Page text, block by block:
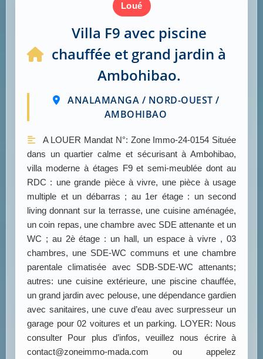
loué
Villa F9 avec piscine
chauffée et grand jardin à
Ambohibao.
ANALAMANGA / NORD-OUEST /
AMBOHIBAO
A LOUER Mandat N°: Zone Immo-24-0154 Située
dans un quartier calme et sécurisant à Ambohibao,
villa moderne à étages F9 et semi-meublée dont au
RDC : une grande pièce à vivre, une pièce à usage
multiple et un débarras ; au 1er étage : un second
living donnant sur la terrasse, une cuisine aménagée,
un coin repas, une chambre avec SDE attenante et un
WC ; au 2è étage : un hall, un espace à vivre , 03
chambres, une SDE-WC communs et une chambre
parentale climatisée avec SDB-SDE-WC attenants;
autres: une cuisine extérieure, une piscine chauffée,
un grand jardin avec pelouse, une dépendance gardien
avec sanitaires, une cuve d’eau avec surpresseur un
garage pour 02 voitures et un parking. LOYER: Nous
consulter Pour plus d’infos, veuillez nous écrire à
contact@zoneimmo-mada.com ou appelez